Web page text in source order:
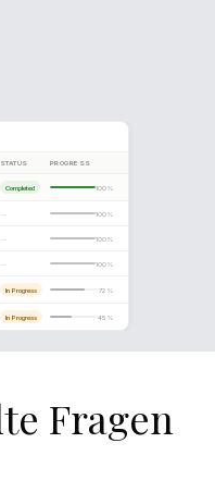
of €8.1M includes several
After normalisation
estimated at €6.7M, implying
that restructuring costs of
Fragen